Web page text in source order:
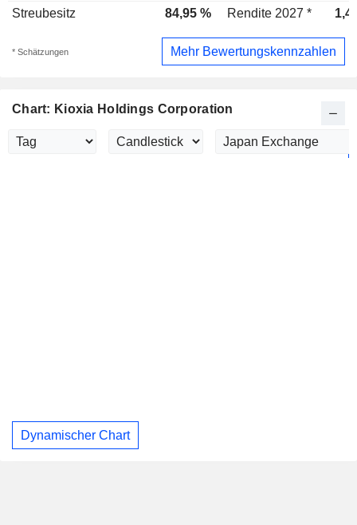
Streubesitz
84,95 % Rendite 2027 *
* Schätzungen Mehr Bewertungskennzahlen
Chart: Kioxia Holdings Corporation
Dynamischer Chart